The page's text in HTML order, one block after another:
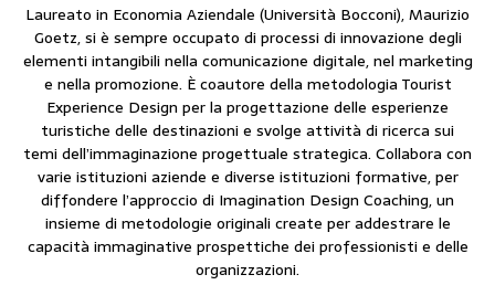
Laureato in Economia Aziendale (Università Bocconi), Maurizio
Goetz, si è sempre occupato di processi di innovazione degli
elementi intangibili nella comunicazione digitale, nel marketing
e nella promozione. È coautore della metodologia Tourist
Experience Design per la progettazione delle esperienze
turistiche delle destinazioni e svolge attività di ricerca sui
temi dell’immaginazione progettuale strategica. Collabora con
varie istituzioni aziende e diverse istituzioni formative, per
diffondere l’approccio di Imagination Design Coaching, un
insieme di metodologie originali create per addestrare le
capacità immaginative prospettiche dei professionisti e delle
organizzazioni.